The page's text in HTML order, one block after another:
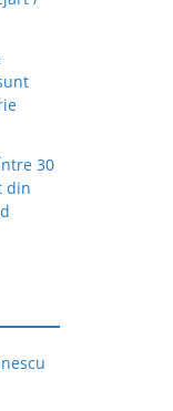
30
din